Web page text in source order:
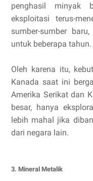
penghasil minyak
eksploitasi terus-
sumber-sumber
untuk beberapa tahun.
Oleh karena itu,
Kanada saat ini
Amerika Serikat dan
besar, hanya
lebih mahal jika
dari negara lain.
3. Mineral Metalik